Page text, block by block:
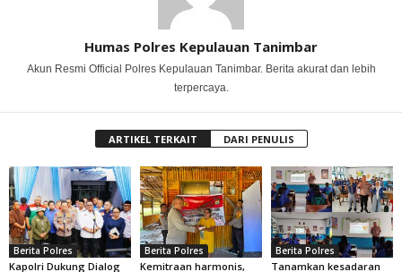
Humas Polres Kepulauan Tanimbar
Akun Resmi Official Polres Kepulauan Tanimbar. Berita akurat dan lebih
terpercaya.
ARTIKEL TERKAIT DARI PENULIS
Berita Polres
Kapolri Dukung Dialog
Berita Polres
Kemitraan harmonis,
Berita Polres
Tanamkan kesadaran